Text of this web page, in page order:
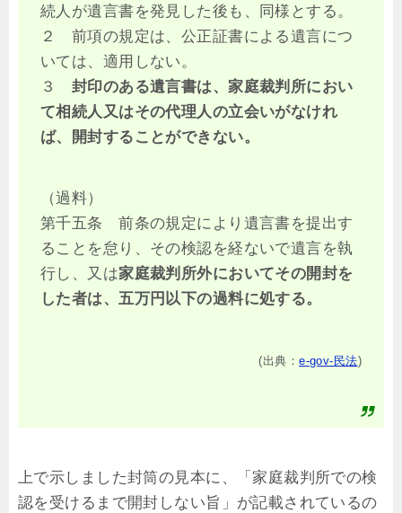
続人が遺言書を発見した後も、同様とする。
２ 前項の規定は、公正証書による遺言につ
いては、適用しない。
３ 封印のある遺言書は、家庭裁判所におい
て相続人又はその代理人の立会いがなけれ
ば、開封することができない。
（過料）
第千五条 前条の規定により遺言書を提出す
ることを怠り、その検認を経ないで遺言を執
行し、又は家庭裁判所外においてその開封を
した者は、五万円以下の過料に処する。
(出典：e-gov-民法)
上で示しました封筒の見本に、「家庭裁判所での検
認を受けるまで開封しない旨」が記載されているの